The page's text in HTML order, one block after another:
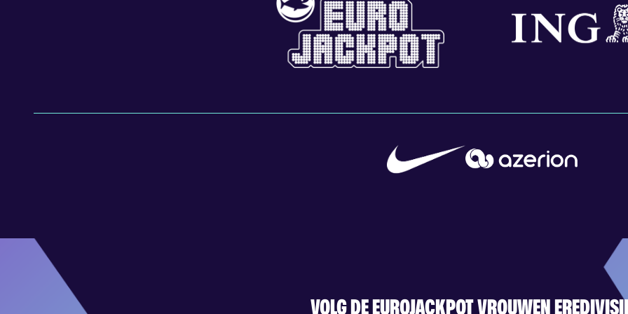
VOLG DE EUROJACKPOT VROUWEN